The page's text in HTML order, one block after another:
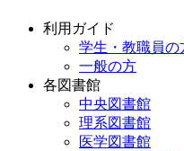
利用ガイド
学生・教職員の
一般の方
各図書館
中央図書館
理系図書館
医学図書館